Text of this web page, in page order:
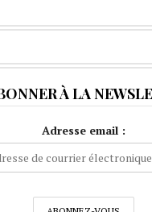
À LA
Adresse email :